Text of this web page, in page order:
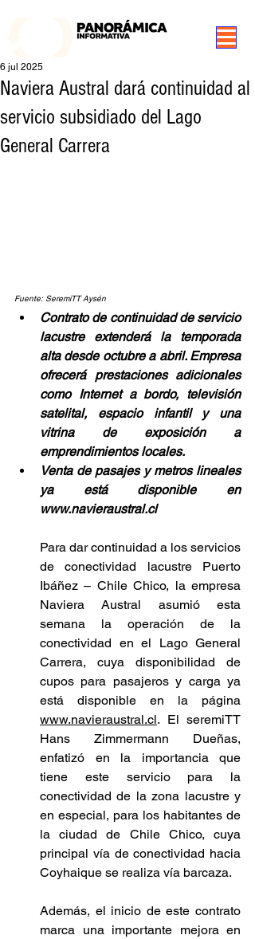
Naviera Austral dará continuidad al
servicio subsidiado del Lago
General Carrera
6 jul 2025
Fuente: SeremiTT Aysén
Contrato de continuidad de servicio
lacustre extenderá la temporada
alta desde octubre a abril. Empresa
ofrecerá prestaciones adicionales
como Internet a bordo, televisión
satelital, espacio infantil y una
vitrina de exposición a
emprendimientos locales.
Venta de pasajes y metros lineales
ya está disponible en
www.navieraustral.cl
Para dar continuidad a los servicios
de conectividad lacustre Puerto
Ibáñez – Chile Chico, la empresa
Naviera Austral asumió esta
semana la operación de la
conectividad en el Lago General
Carrera, cuya disponibilidad de
cupos para pasajeros y carga ya
www.navieraustral.cl. El seremiTT
Hans Zimmermann Dueñas,
enfatizó en la importancia que
tiene este servicio para la
conectividad de la zona lacustre y
en especial, para los habitantes de
la ciudad de Chile Chico, cuya
principal vía de conectividad hacia
Coyhaique se realiza vía barcaza.
Además, el inicio de este contrato
marca una importante mejora en